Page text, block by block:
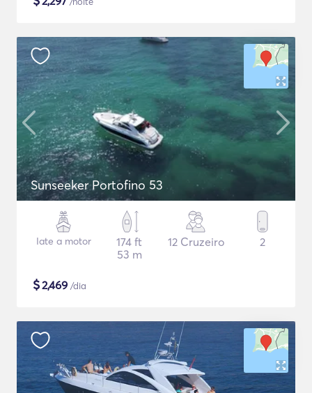
Sunseeker Portofino 53
Iate a motor
174 ft
53 m
12 Cruzeiro 2
$2,469 /dia